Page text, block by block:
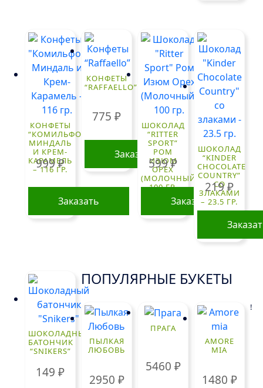
КОНФЕТЫ
“КОМИЛЬФО”
МИНДАЛЬ
И КРЕМ-
КАРАМЕЛЬ
– 116 ГР.
999₽
Заказать
КОНФЕТЫ
“RAFFAELLO”
775₽
Заказать
ШОКОЛАД
“RITTER
SPORT”
РОМ
ИЗЮМ
ОРЕХ
(МОЛОЧНЫЙ)
100 ГР.
599₽
Заказать
ШОКОЛАД
“KINDER
CHOCOLATE
COUNTRY”
СО
ЗЛАКАМИ
– 23.5 ГР.
219₽
ШОКОЛАДНЫЙ
БАТОНЧИК
“SNIKERS”
149₽
ПОПУЛЯРНЫЕ БУКЕТЫ
ПЫЛКАЯ
ЛЮБОВЬ
2950 ₽
ПРАГА
5460 ₽
AMORE
MIA
1480 ₽
!